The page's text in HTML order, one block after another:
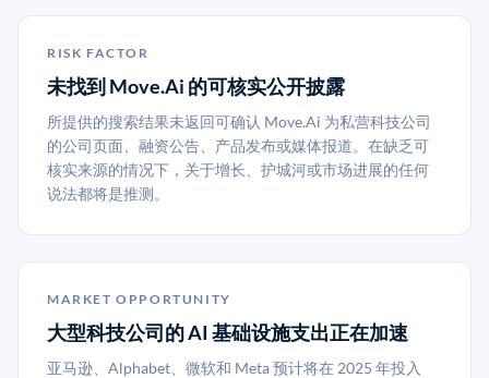
RISK FACTOR
未找到 Move.Ai 的可核实公开披露
所提供的搜索结果未返回可确认 Move.Ai 为私营科技公司
的公司页面、融资公告、产品发布或媒体报道。在缺乏可
核实来源的情况下，关于增长、护城河或市场进展的任何
说法都将是推测。
MARKET OPPORTUNITY
大型科技公司的 AI 基础设施支出正在加速
亚马逊、Alphabet、微软和 Meta 预计将在 2025 年投入